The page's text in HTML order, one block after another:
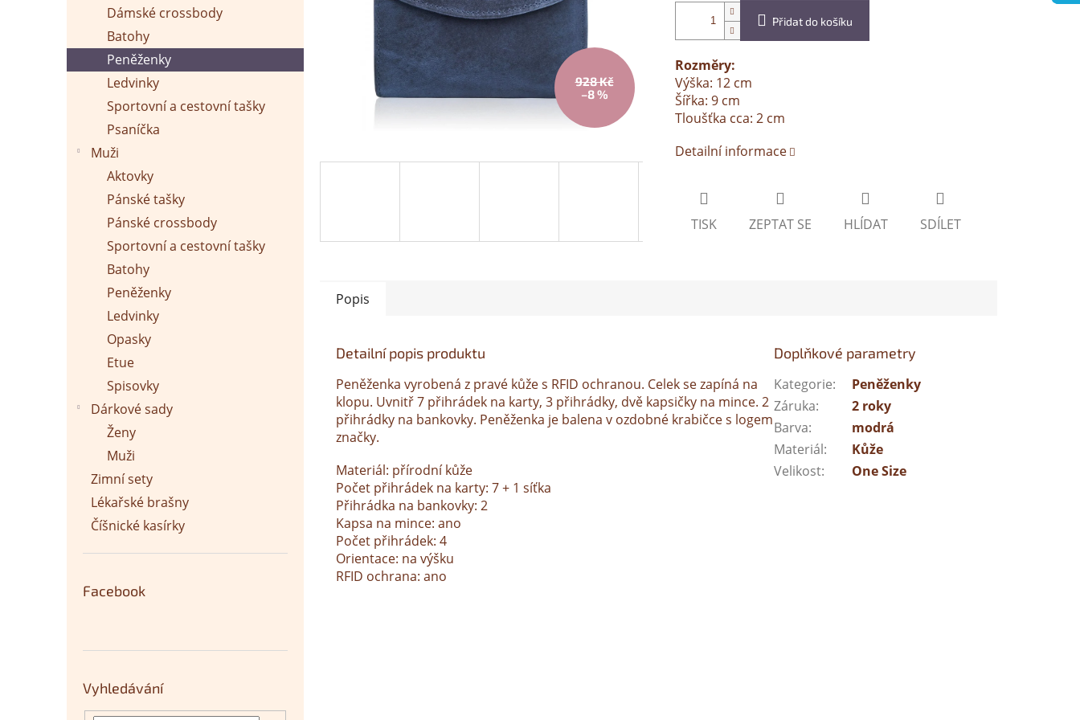
e
l
Dámské crossbody
Batohy
Peněženky
Ledvinky
Sportovní a cestovní tašky
Psaníčka
Muži
Aktovky
Pánské tašky
Pánské crossbody
Sportovní a cestovní tašky
Batohy
Peněženky
Ledvinky
Opasky
Etue
Spisovky
Dárkové sady
Ženy
Muži
Zimní sety
Lékařské brašny
Číšnické kasírky
Facebook
Vyhledávání
928 Kč
–8 %
Přidat do košíku
Rozměry:
Výška: 12 cm
Šířka: 9 cm
Tloušťka cca: 2 cm
Detailní informace
TISK ZEPTAT SE HLÍDAT SDÍLET
Popis
Detailní popis produktu
Peněženka vyrobená z pravé kůže s RFID ochranou. Celek se zapíná na
klopu. Uvnitř 7 přihrádek na karty, 3 přihrádky, dvě kapsičky na mince. 2
přihrádky na bankovky. Peněženka je balena v ozdobné krabičce s logem
značky.
Materiál: přírodní kůže
Počet přihrádek na karty: 7 + 1 síťka
Přihrádka na bankovky: 2
Kapsa na mince: ano
Počet přihrádek: 4
Orientace: na výšku
RFID ochrana: ano
Doplňkové parametry
Kategorie:
Peněženky
Záruka:
2 roky
Barva:
modrá
Materiál:
Kůže
Velikost: One Size